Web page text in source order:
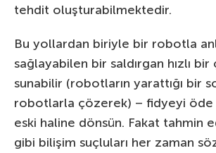
tehdit oluşturabilmektedir.
Bu yollardan biriyle bir robotla
sağlayabilen bir saldırgan hızlı bir
sunabilir (robotların yarattığı bir
robotlarla çözerek) – fidyeyi öde
eski haline dönsün. Fakat tahmin
gibi bilişim suçluları her zaman